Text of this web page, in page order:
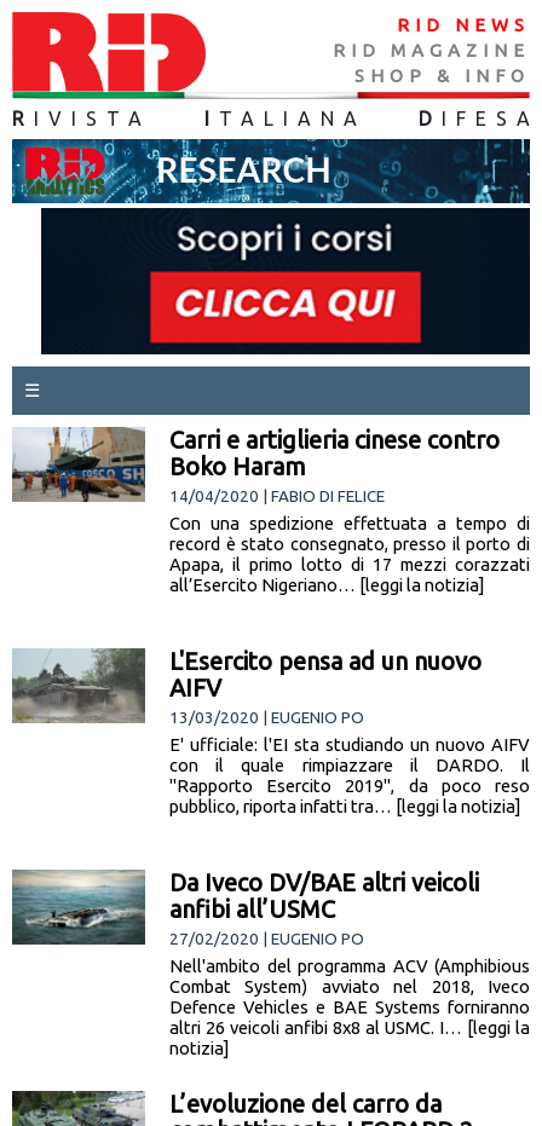
RID NEWS
RID MAGAZINE
SHOP & INFO
R IVISTA TALIANA D IFES A
☰
Carri e artiglieria cinese contro
Boko Haram
14/04/2020 | FABIO DI FELICE
Con una spedizione effettuata a tempo di
record è stato consegnato, presso il porto di
Apapa, il primo lotto di 17 mezzi corazzati
all’Esercito Nigeriano… [leggi la notizia]
L'Esercito pensa ad un nuovo
AIFV
13/03/2020 | EUGENIO PO
E' ufficiale: l'EI sta studiando un nuovo AIFV
con il quale rimpiazzare il DARDO. Il
"Rapporto Esercito 2019", da poco reso
pubblico, riporta infatti tra… [leggi la notizia]
Da Iveco DV/BAE altri veicoli
anfibi all’USMC
27/02/2020 | EUGENIO PO
Nell'ambito del programma ACV (Amphibious
Combat System) avviato nel 2018, Iveco
Defence Vehicles e BAE Systems forniranno
altri 26 veicoli anfibi 8x8 al USMC. I… [leggi la
notizia]
L’evoluzione del carro da